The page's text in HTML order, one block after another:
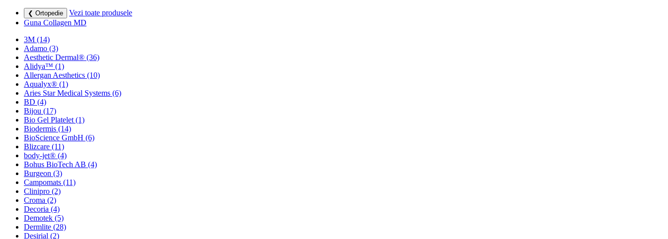
❮ Ortopedie
Vezi toate produsele
Guna Collagen MD
3M (14)
Adamo (3)
Aesthetic Dermal® (36)
Alidya™ (1)
Allergan Aesthetics (10)
Aqualyx® (1)
Aries Star Medical Systems (6)
BD (4)
Bijou (17)
Bio Gel Platelet (1)
Biodermis (14)
BioScience GmbH (6)
Blizcare (11)
body-jet® (4)
Bohus BioTech AB (4)
Burgeon (3)
Campomats (11)
Clinipro (2)
Croma (2)
Decoria (4)
Demotek (5)
Dermlite (28)
Desirial (2)